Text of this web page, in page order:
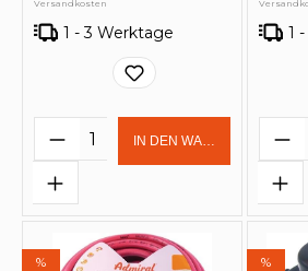
Versandkosten
1 - 3 Werktage
Produkt Anzahl: Gib
IN DEN WARENKORB
1
% %